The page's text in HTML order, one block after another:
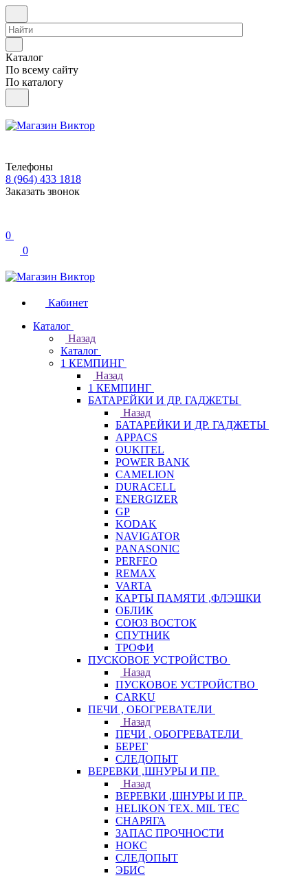
Каталог
По всему сайту
По каталогу
Телефоны
8 (964) 433 1818
Заказать звонок
0
0
Кабинет
Каталог
Назад
Каталог
1 КЕМПИНГ
Назад
1 КЕМПИНГ
БАТАРЕЙКИ И ДР. ГАДЖЕТЫ
Назад
БАТАРЕЙКИ И ДР. ГАДЖЕТЫ
APPACS
OUKITEL
POWER BANK
CAMELION
DURACELL
ENERGIZER
GP
KODAK
NAVIGATOR
PANASONIC
PERFEO
REMAX
VARTA
КАРТЫ ПАМЯТИ ,ФЛЭШКИ
ОБЛИК
СОЮЗ ВОСТОК
СПУТНИК
ТРОФИ
ПУСКОВОЕ УСТРОЙСТВО
Назад
ПУСКОВОЕ УСТРОЙСТВО
CARKU
ПЕЧИ , ОБОГРЕВАТЕЛИ
Назад
ПЕЧИ , ОБОГРЕВАТЕЛИ
БЕРЕГ
СЛЕДОПЫТ
ВЕРЕВКИ ,ШНУРЫ И ПР.
Назад
ВЕРЕВКИ ,ШНУРЫ И ПР.
HELIKON TEX. MIL TEC
СНАРЯГА
ЗАПАС ПРОЧНОСТИ
НОКС
СЛЕДОПЫТ
ЭБИС